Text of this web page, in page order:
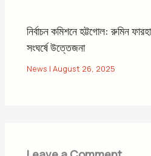
নির্বাচন কমিশনে হট্টগোল: রুমিন
সংঘর্ষে উত্তেজনা
News |August 26, 2025